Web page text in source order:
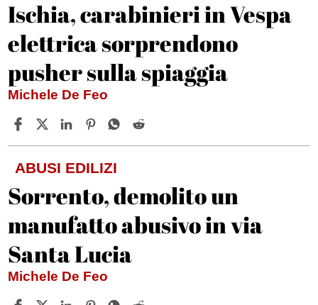
Ischia, carabinieri in Vespa
elettrica sorprendono
pusher sulla spiaggia
Michele De Feo
ABUSI EDILIZI
Sorrento, demolito un
manufatto abusivo in via
Santa Lucia
Michele De Feo